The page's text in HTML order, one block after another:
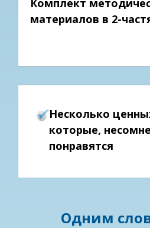
Комплект
материалов в 2-
Несколько
которые,
понравятся
Одним